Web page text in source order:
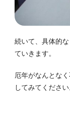
続いて、具体的
ていきます。
厄年がなんとな
してみてください